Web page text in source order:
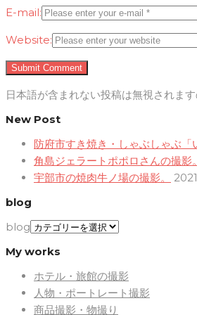
E-mail:
Website:
日本語が含まれない投稿は無視されま
New Post
防府市すき焼き・しゃぶしゃぶ「
角島ジェラートポポロさんの撮影。
宇部市の焼肉牛ノ場の撮影。
blog
blog
My works
ホテル・旅館の撮影
人物・ポートレート撮影
商品撮影・物撮り